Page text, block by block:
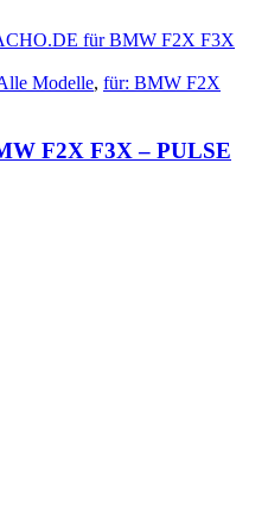
Modelle, für: BMW F2X
F2X F3X – PULSE